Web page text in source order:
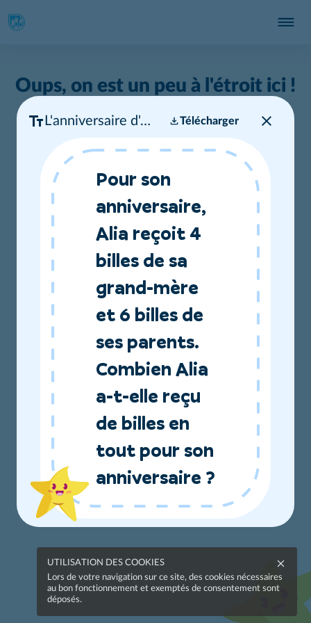
Oups, on est un peu à l'étroit ici !
recommandons d'utiliser un ordinateur de
bureau.
UTILISATION DES COOKIES
Lors de votre navigation sur ce site, des cookies nécessaires
au bon fonctionnement et exemptés de consentement sont
déposés.
L'anniversaire d'Alia Télécharger
Pour son
anniversaire,
Alia reçoit 4
billes de sa
grand-mère
et 6 billes de
ses parents.
Combien Alia
a-t-elle reçu
de billes en
tout pour son
anniversaire ?